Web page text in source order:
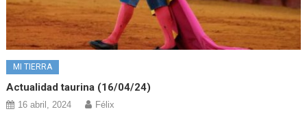
MI TIERRA
Actualidad taurina (16/04/24)
16 abril, 2024 Félix